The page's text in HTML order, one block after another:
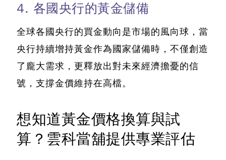
4. 各國央行的黃金儲備
全球各國央行的買金動向是市場的風向球，當
央行持續增持黃金作為國家儲備時，不僅創造
了龐大需求，更釋放出對未來經濟擔憂的信
號，支撐金價維持在高檔。
想知道黃金價格換算與試
算？雲科當舖提供專業評估